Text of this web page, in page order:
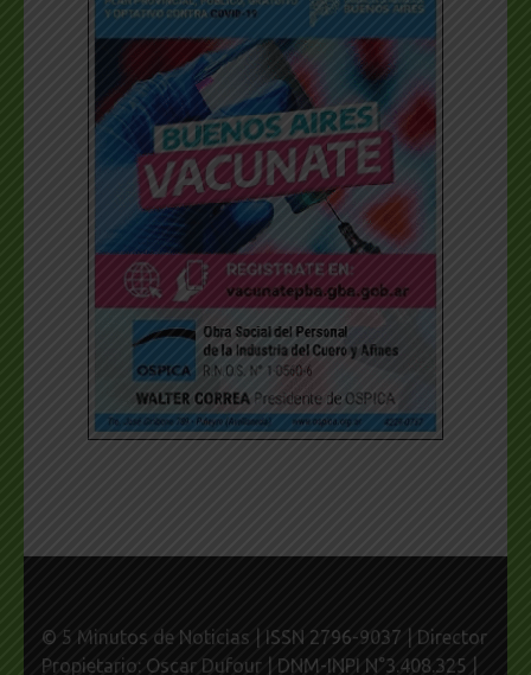
© 5 Minutos de Noticias | ISSN 2796-9037 | Director
Propietario: Oscar Dufour | DNM-INPI N°3.408.325 |